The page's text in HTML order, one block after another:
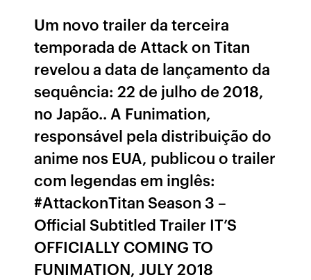
Um novo trailer da terceira
temporada de Attack on Titan
revelou a data de lançamento da
sequência: 22 de julho de 2018,
no Japão.. A Funimation,
responsável pela distribuição do
anime nos EUA, publicou o trailer
com legendas em inglês:
#AttackonTitan Season 3 –
Official Subtitled Trailer IT’S
OFFICIALLY COMING TO
FUNIMATION, JULY 2018